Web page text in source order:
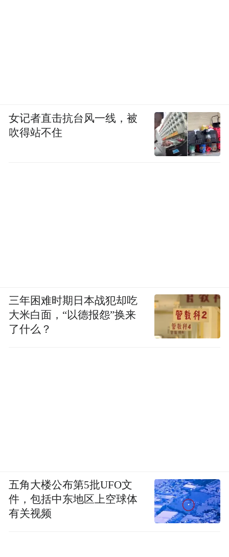
女记者直击抗台风一线，被
吹得站不住
三年困难时期日本战犯却吃
大米白面，“以德报怨”换来
了什么？
五角大楼公布第5批UFO文
件，包括中东地区上空球体
有关视频